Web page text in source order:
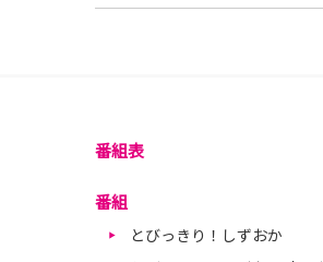
番組表
番組
とびっきり！しずおか